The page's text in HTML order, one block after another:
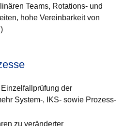
Teams, Rotations- und
hohe Vereinbarkeit von
der
System-, IKS- sowie Prozess-
zu veränderter